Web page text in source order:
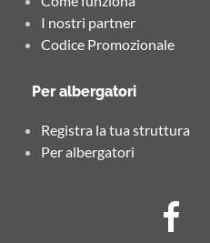
I nostri partner
Codice Promozionale
Per albergatori
Registra la tua struttura
Per albergatori